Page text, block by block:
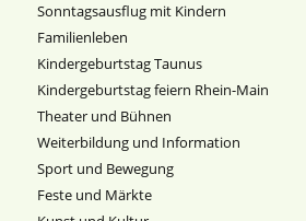
Sonntagsausflug mit Kindern
Familienleben
Kindergeburtstag Taunus
Kindergeburtstag feiern Rhein-Main
Theater und Bühnen
Weiterbildung und Information
Sport und Bewegung
Feste und Märkte